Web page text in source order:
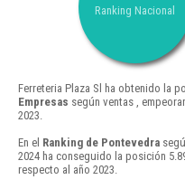
Ranking Nacional
Ferreteria Plaza Sl ha obtenido la
Empresas según ventas ,
2023.
En el Ranking de Pontevedra
2024 ha conseguido la posición
respecto al año 2023.